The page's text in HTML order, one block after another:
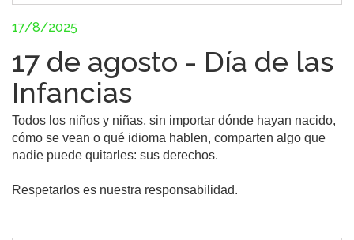
17/8/2025
17 de agosto - Día de las
Infancias
Todos los niños y niñas, sin importar dónde hayan nacido,
cómo se vean o qué idioma hablen, comparten algo que
nadie puede quitarles: sus derechos.
Respetarlos es nuestra responsabilidad.